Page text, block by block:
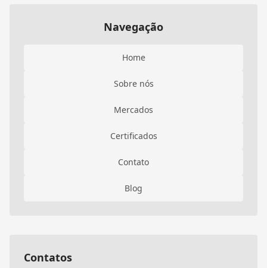
Navegação
Home
Sobre nós
Mercados
Certificados
Contato
Blog
Contatos